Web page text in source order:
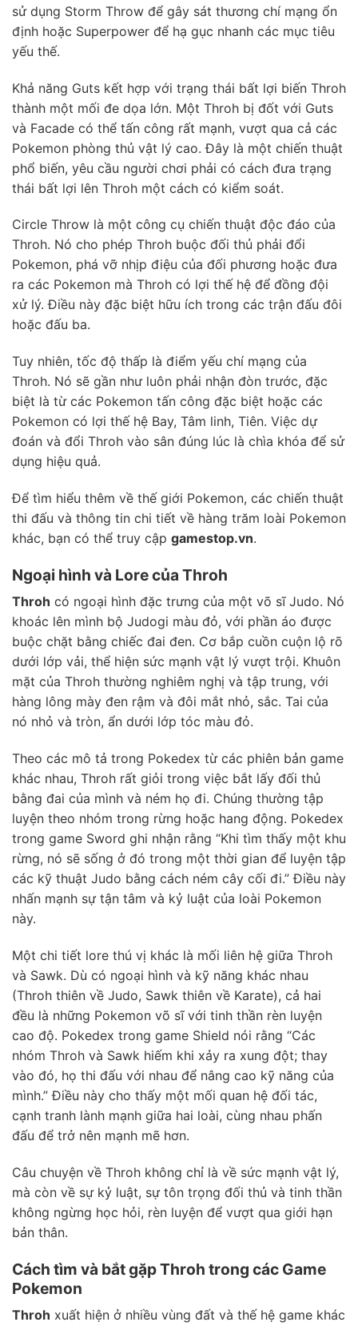
sử dụng Storm Throw để gây sát thương chí mạng ổn
định hoặc Superpower để hạ gục nhanh các mục tiêu
yếu thế.
Khả năng Guts kết hợp với trạng thái bất lợi biến Throh
thành một mối đe dọa lớn. Một Throh bị đốt với Guts
và Facade có thể tấn công rất mạnh, vượt qua cả các
Pokemon phòng thủ vật lý cao. Đây là một chiến thuật
phổ biến, yêu cầu người chơi phải có cách đưa trạng
thái bất lợi lên Throh một cách có kiểm soát.
Circle Throw là một công cụ chiến thuật độc đáo của
Throh. Nó cho phép Throh buộc đối thủ phải đổi
Pokemon, phá vỡ nhịp điệu của đối phương hoặc đưa
ra các Pokemon mà Throh có lợi thế hệ để đồng đội
xử lý. Điều này đặc biệt hữu ích trong các trận đấu đôi
hoặc đấu ba.
Tuy nhiên, tốc độ thấp là điểm yếu chí mạng của
Throh. Nó sẽ gần như luôn phải nhận đòn trước, đặc
biệt là từ các Pokemon tấn công đặc biệt hoặc các
Pokemon có lợi thế hệ Bay, Tâm linh, Tiên. Việc dự
đoán và đổi Throh vào sân đúng lúc là chìa khóa để sử
dụng hiệu quả.
Để tìm hiểu thêm về thế giới Pokemon, các chiến thuật
thi đấu và thông tin chi tiết về hàng trăm loài Pokemon
khác, bạn có thể truy cập gamestop.vn.
Ngoại hình và Lore của Throh
Throh có ngoại hình đặc trưng của một võ sĩ Judo. Nó
khoác lên mình bộ Judogi màu đỏ, với phần áo được
buộc chặt bằng chiếc đai đen. Cơ bắp cuồn cuộn lộ rõ
dưới lớp vải, thể hiện sức mạnh vật lý vượt trội. Khuôn
mặt của Throh thường nghiêm nghị và tập trung, với
hàng lông mày đen rậm và đôi mắt nhỏ, sắc. Tai của
nó nhỏ và tròn, ẩn dưới lớp tóc màu đỏ.
Theo các mô tả trong Pokedex từ các phiên bản game
khác nhau, Throh rất giỏi trong việc bắt lấy đối thủ
bằng đai của mình và ném họ đi. Chúng thường tập
luyện theo nhóm trong rừng hoặc hang động. Pokedex
trong game Sword ghi nhận rằng “Khi tìm thấy một khu
rừng, nó sẽ sống ở đó trong một thời gian để luyện tập
các kỹ thuật Judo bằng cách ném cây cối đi.” Điều này
nhấn mạnh sự tận tâm và kỷ luật của loài Pokemon
này.
Một chi tiết lore thú vị khác là mối liên hệ giữa Throh
và Sawk. Dù có ngoại hình và kỹ năng khác nhau
(Throh thiên về Judo, Sawk thiên về Karate), cả hai
đều là những Pokemon võ sĩ với tinh thần rèn luyện
cao độ. Pokedex trong game Shield nói rằng “Các
nhóm Throh và Sawk hiếm khi xảy ra xung đột; thay
vào đó, họ thi đấu với nhau để nâng cao kỹ năng của
mình.” Điều này cho thấy một mối quan hệ đối tác,
cạnh tranh lành mạnh giữa hai loài, cùng nhau phấn
đấu để trở nên mạnh mẽ hơn.
Câu chuyện về Throh không chỉ là về sức mạnh vật lý,
mà còn về sự kỷ luật, sự tôn trọng đối thủ và tinh thần
không ngừng học hỏi, rèn luyện để vượt qua giới hạn
bản thân.
Cách tìm và bắt gặp Throh trong các Game
Pokemon
Throh xuất hiện ở nhiều vùng đất và thế hệ game khác